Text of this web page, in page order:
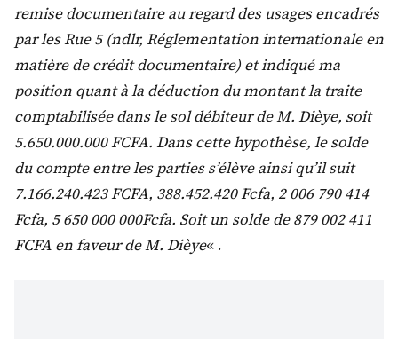
remise documentaire au regard des usages encadrés
par les Rue 5 (ndlr, Réglementation internationale en
matière de crédit documentaire) et indiqué ma
position quant à la déduction du montant la traite
comptabilisée dans le sol débiteur de M. Dièye, soit
5.650.000.000 FCFA. Dans cette hypothèse, le solde
du compte entre les parties s’élève ainsi qu’il suit
7.166.240.423 FCFA, 388.452.420 Fcfa, 2 006 790 414
Fcfa, 5 650 000 000Fcfa. Soit un solde de 879 002 411
FCFA en faveur de M. Dièye« .